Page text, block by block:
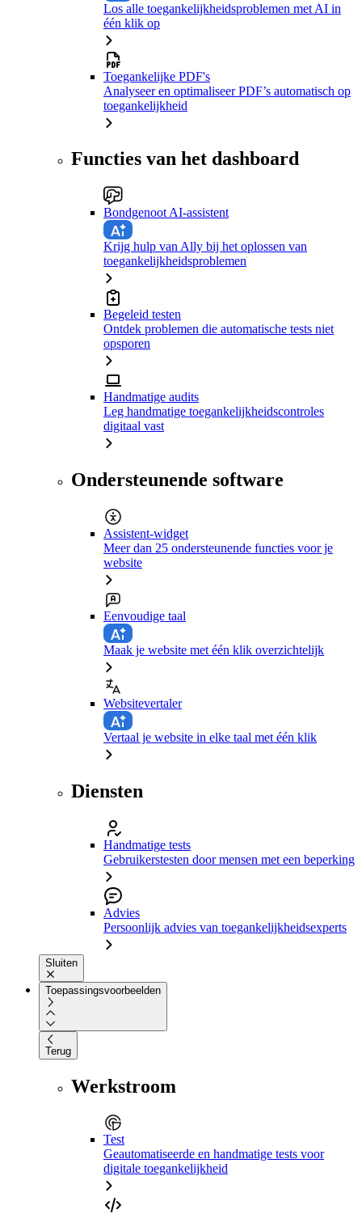
Los alle toegankelijkheidsproblemen met AI in
één klik op
Toegankelijke PDF's
Analyseer en optimaliseer PDF’s automatisch op
toegankelijkheid
Functies van het dashboard
Bondgenoot AI-assistent
Krijg hulp van Ally bij het oplossen van
toegankelijkheidsproblemen
Begeleid testen
Ontdek problemen die automatische tests niet
opsporen
Handmatige audits
Leg handmatige toegankelijkheidscontroles
digitaal vast
Ondersteunende software
Assistent-widget
Meer dan 25 ondersteunende functies voor je
website
Eenvoudige taal
Maak je website met één klik overzichtelijk
Websitevertaler
Vertaal je website in elke taal met één klik
Diensten
Handmatige tests
Gebruikerstesten door mensen met een beperking
Advies
Persoonlijk advies van toegankelijkheidsexperts
Sluiten
Toepassingsvoorbeelden
Terug
Werkstroom
Test
Geautomatiseerde en handmatige tests voor
digitale toegankelijkheid